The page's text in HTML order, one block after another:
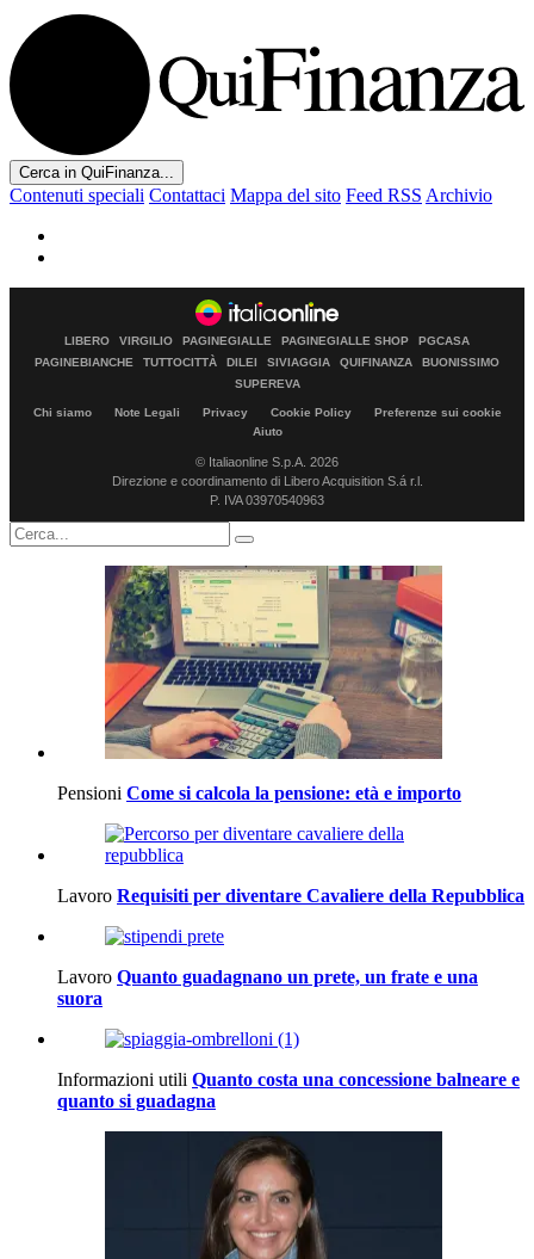
Cerca in QuiFinanza...
Contenuti speciali Contattaci Mappa del sito Feed RSS Archivio
LIBERO VIRGILIO PAGINEGIALLE PAGINEGIALLE SHOP
PGCASA
PAGINEBIANCHE
TUTTOCITTÀ DILEI SIVIAGGIA QUIFINANZA
BUONISSIMO
SUPEREVA
Chi siamo Note Legali Privacy Cookie Policy
Preferenze sui cookie
Aiuto
© Italiaonline S.p.A. 2026
Direzione e coordinamento di Libero Acquisition S.á r.l.
P. IVA 03970540963
Pensioni Come si calcola la pensione: età e importo
Lavoro Requisiti per diventare Cavaliere della Repubblica
Lavoro Quanto guadagnano un prete, un frate e una
suora
Informazioni utili Quanto costa una concessione balneare e
quanto si guadagna